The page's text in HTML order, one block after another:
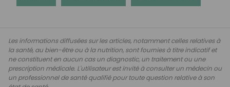
Les informations diffusées sur les articles, notamment celles relatives à
la santé, au bien-être ou à la nutrition, sont fournies à titre indicatif et
ne constituent en aucun cas un diagnostic, un traitement ou une
prescription médicale. L'utilisateur est invité à consulter un médecin ou
un professionnel de santé qualifié pour toute question relative à son